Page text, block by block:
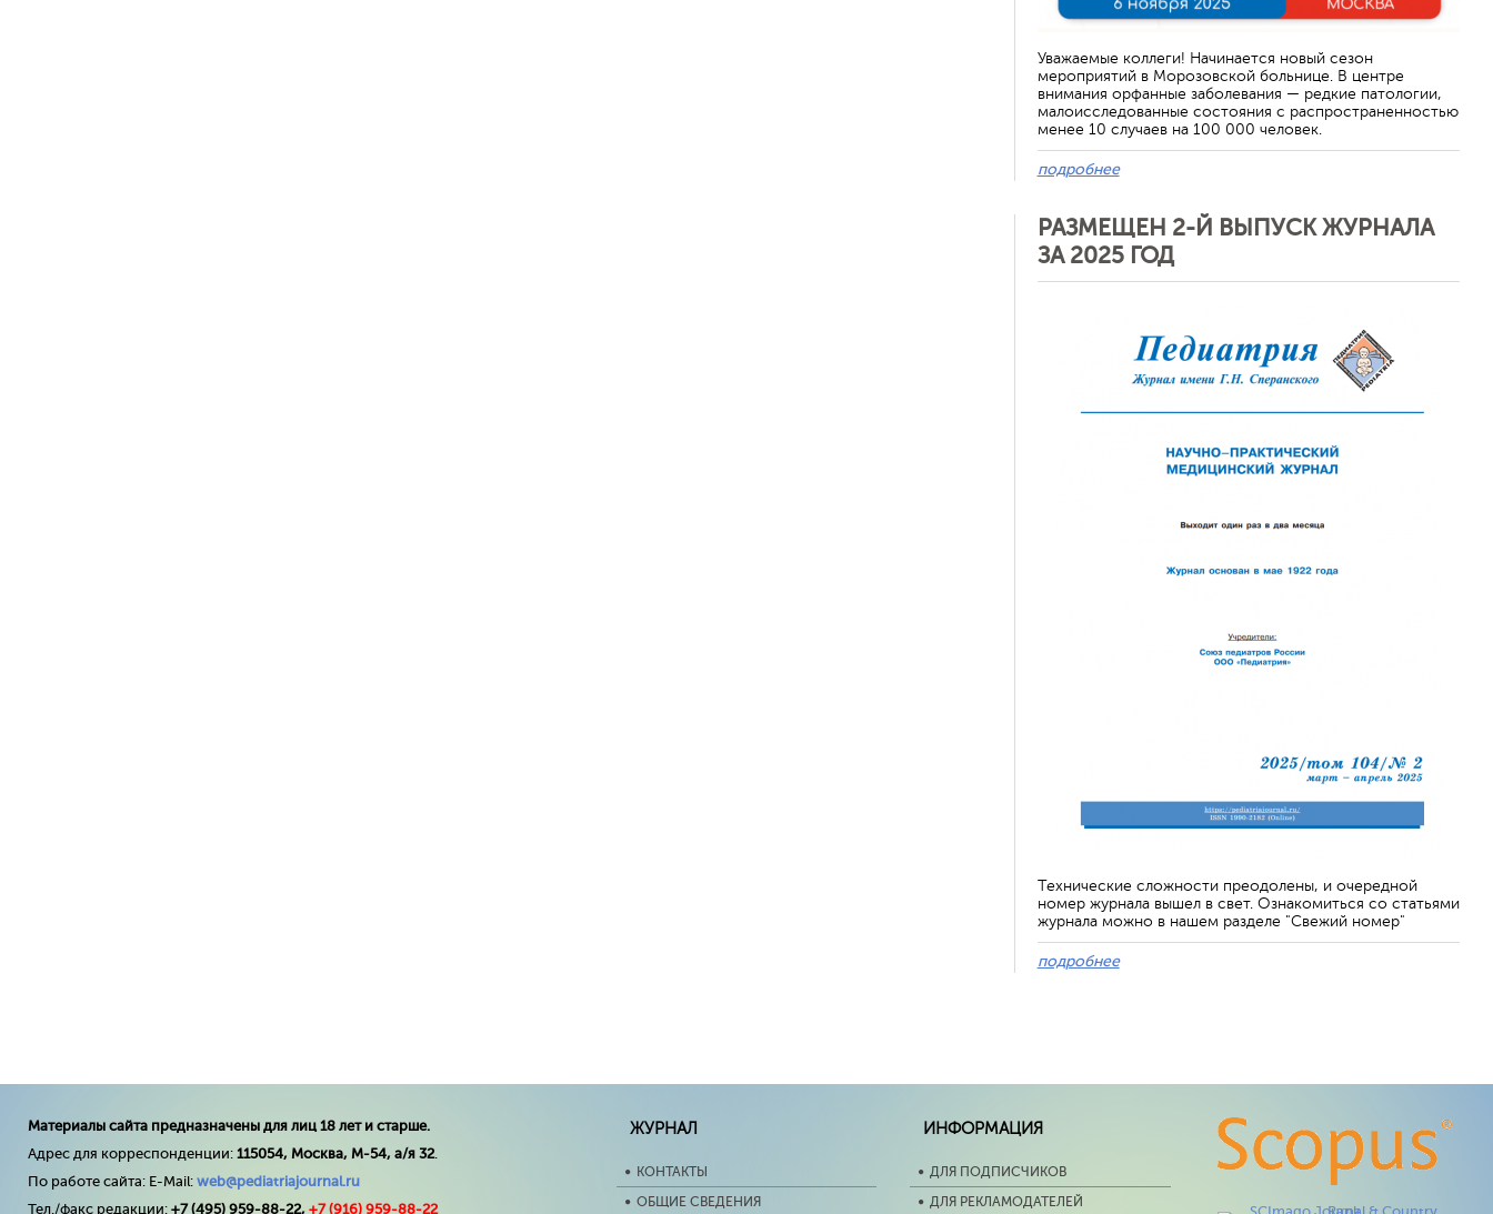
Уважаемые коллеги! Начинается новый сезон
мероприятий в Морозовской больнице. В центре
внимания орфанные заболевания — редкие патологии,
малоисследованные состояния с распространенностью
менее 10 случаев на 100 000 человек.
подробнее
РАЗМЕЩЕН 2-Й ВЫПУСК ЖУРНАЛА
ЗА 2025 ГОД
Технические сложности преодолены, и очередной
номер журнала вышел в свет. Ознакомиться со статьями
журнала можно в нашем разделе "Свежий номер"
подробнее
Материалы сайта предназначены для лиц 18 лет и старше.
Адрес для корреспонденции: 115054, Москва, М-54, а/я 32.
По работе сайта: E-Mail: web@pediatriajournal.ru
Тел./факс редакции: +7 (495) 959-88-22, +7 (916) 959-88-22
ЖУРНАЛ
КОНТАКТЫ
ОБЩИЕ СВЕДЕНИЯ
ИНФОРМАЦИЯ
ДЛЯ ПОДПИСЧИКОВ
ДЛЯ РЕКЛАМОДАТЕЛЕЙ
Отменить